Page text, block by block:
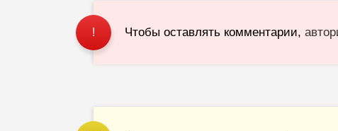
! Чтобы оставлять комментарии,